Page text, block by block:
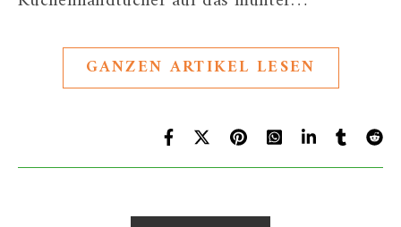
GANZEN ARTIKEL LESEN